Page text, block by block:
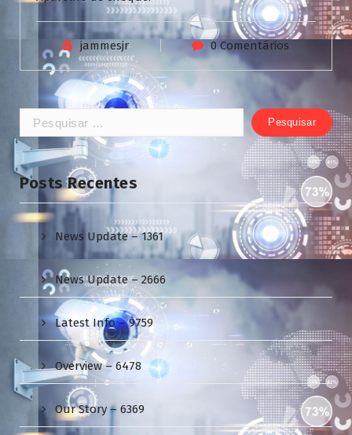
jammesjr 0 Comentários
Pesquisar
por:
Posts Recentes
News Update – 1361
News Update – 2666
Latest Info – 9759
Overview – 6478
Our Story – 6369